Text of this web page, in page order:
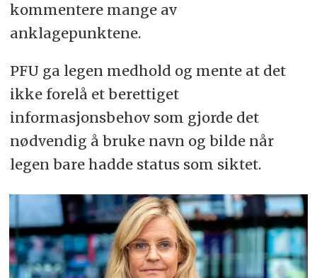
kommentere mange av
anklagepunktene.
PFU ga legen medhold og mente at det
ikke forelå et berettiget
informasjonsbehov som gjorde det
nødvendig å bruke navn og bilde når
legen bare hadde status som siktet.